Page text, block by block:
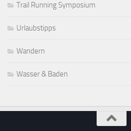
Trail Running Symposium
Urlaubstipps
Wandern
Wasser & Baden